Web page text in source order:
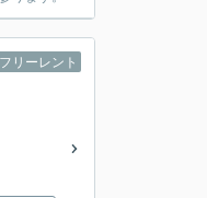
フリーレント